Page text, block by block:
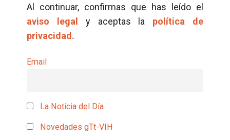
Al continuar, confirmas que has leído el
aviso legal
y aceptas la política de
privacidad.
Email
La Noticia del Día
Novedades gTt-VIH